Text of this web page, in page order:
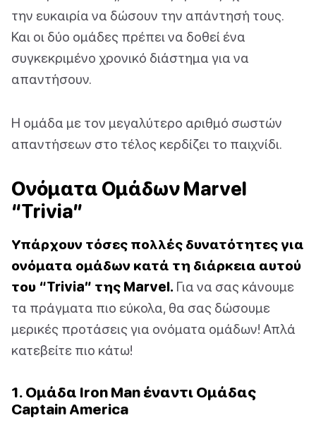
την ευκαιρία να δώσουν την απάντησή τους.
Και οι δύο ομάδες πρέπει να δοθεί ένα
συγκεκριμένο χρονικό διάστημα για να
απαντήσουν.
Η ομάδα με τον μεγαλύτερο αριθμό σωστών
απαντήσεων στο τέλος κερδίζει το παιχνίδι.
Ονόματα Ομάδων Marvel
“Trivia”
Υπάρχουν τόσες πολλές δυνατότητες για
ονόματα ομάδων κατά τη διάρκεια αυτού
του “Trivia” της Marvel. Για να σας κάνουμε
τα πράγματα πιο εύκολα, θα σας δώσουμε
μερικές προτάσεις για ονόματα ομάδων! Απλά
κατεβείτε πιο κάτω!
1. Ομάδα Iron Man έναντι Ομάδας
Captain America